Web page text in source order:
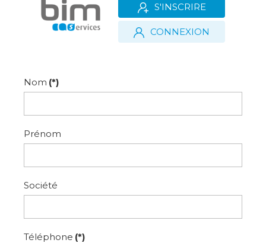
S'INSCRIRE
CONNEXION
Nom (*)
Prénom
Société
Téléphone (*)